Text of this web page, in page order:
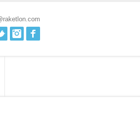
Instagram
Twitter